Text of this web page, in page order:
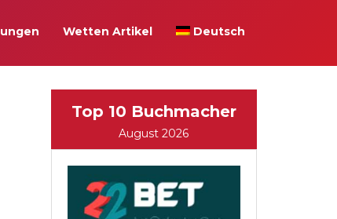
Wetten Artikel Deutsch
Top 10 Buchmacher
August 2026